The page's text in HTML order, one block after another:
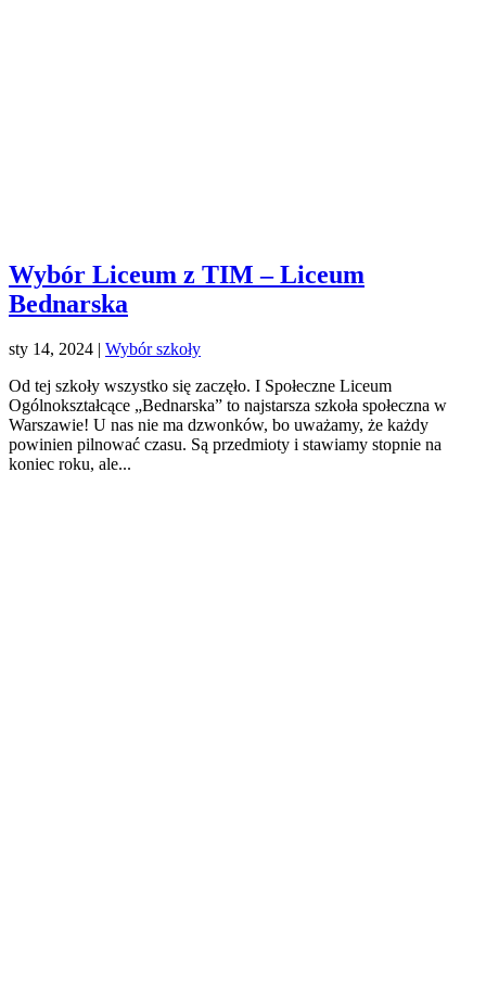
Wybór Liceum z TIM – Liceum
Bednarska
sty 14, 2024 | Wybór szkoły
Od tej szkoły wszystko się zaczęło. I Społeczne Liceum
Ogólnokształcące „Bednarska” to najstarsza szkoła społeczna w
Warszawie! U nas nie ma dzwonków, bo uważamy, że każdy
powinien pilnować czasu. Są przedmioty i stawiamy stopnie na
koniec roku, ale...